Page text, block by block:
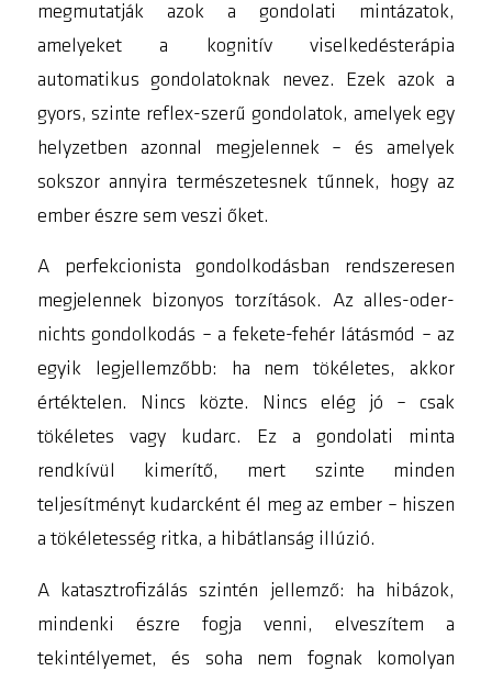
megmutatják azok a gondolati mintázatok,
amelyeket a kognitív viselkedésterápia
automatikus gondolatoknak nevez. Ezek azok a
gyors, szinte reflex-szerű gondolatok, amelyek egy
helyzetben azonnal megjelennek – és amelyek
sokszor annyira természetesnek tűnnek, hogy az
ember észre sem veszi őket.
A perfekcionista gondolkodásban rendszeresen
megjelennek bizonyos torzítások. Azalles-oder-
nichts gondolkodás – a fekete-fehér látásmód – az
egyik legjellemzőbb: ha nem tökéletes, akkor
értéktelen. Nincs közte. Nincs elég jó – csak
tökéletes vagy kudarc. Ez a gondolati minta
rendkívül kimerítő, mert szinte minden
teljesítményt kudarcként él meg az ember – hiszen
a tökéletesség ritka, a hibátlanság illúzió.
A katasztrofizálás szintén jellemző: ha hibázok,
mindenki észre fogja venni, elveszítem a
tekintélyemet, és soha nem fognak komolyan